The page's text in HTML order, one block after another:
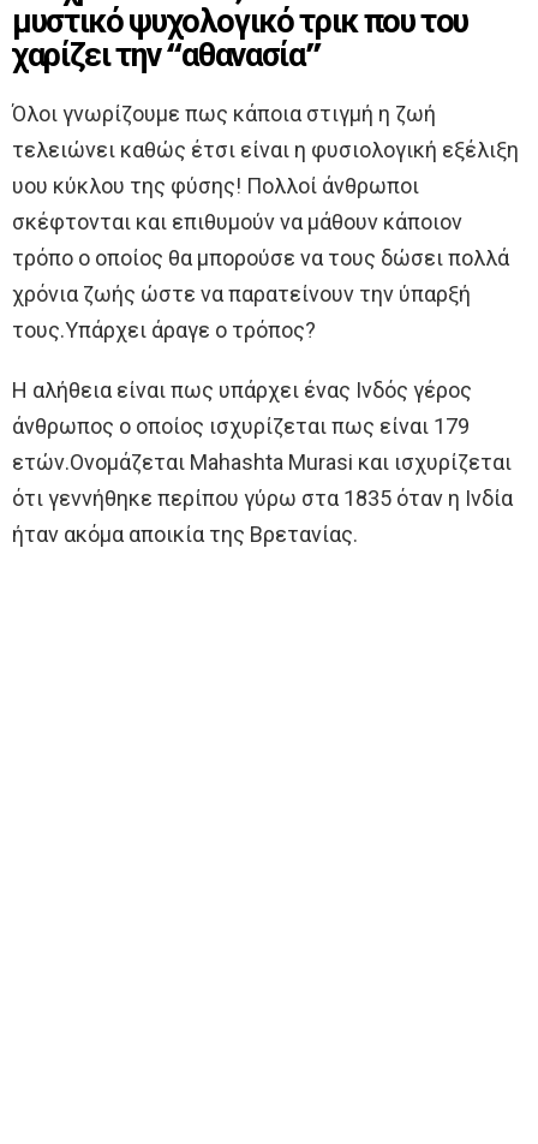
μυστικό ψυχολογικό τρικ που του
χαρίζει την “αθανασία”
Όλοι γνωρίζουμε πως κάποια στιγμή η ζωή
τελειώνει καθώς έτσι είναι η φυσιολογική εξέλιξη
υου κύκλου της φύσης! Πολλοί άνθρωποι
σκέφτονται και επιθυμούν να μάθουν κάποιον
τρόπο ο οποίος θα μπορούσε να τους δώσει πολλά
χρόνια ζωής ώστε να παρατείνουν την ύπαρξή
τους.Υπάρχει άραγε ο τρόπος?
Η αλήθεια είναι πως υπάρχει ένας Ινδός γέρος
άνθρωπος ο οποίος ισχυρίζεται πως είναι 179
ετών.Ονομάζεται Mahashta Murasi και ισχυρίζεται
ότι γεννήθηκε περίπου γύρω στα 1835 όταν η Ινδία
ήταν ακόμα αποικία της Βρετανίας.